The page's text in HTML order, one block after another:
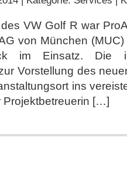
VW Golf R war
von München
im Einsatz. Die
Vorstellung des
ins
Projektbetreuerin […]